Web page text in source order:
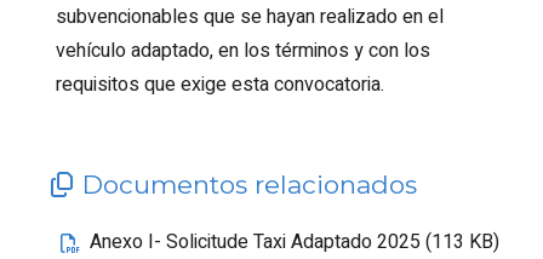
subvencionables que se hayan realizado en el
vehículo adaptado, en los términos y con los
requisitos que exige esta convocatoria.
Documentos relacionados
Anexo I- Solicitude Taxi Adaptado 2025 (113 KB)